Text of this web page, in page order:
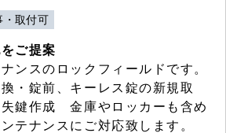
・取付可
ご提案
ンスのロックフィールドです。
・錠前、キーレス錠の新規取
鍵作成 金庫やロッカーも含め
テナンスにご対応致します。